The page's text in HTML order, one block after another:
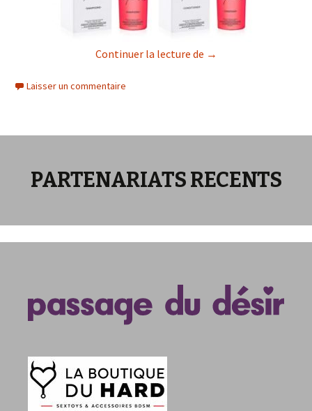
Continuer la lecture de Gamme Shampoings
→
Laisser un commentaire
PARTENARIATS RECENTS